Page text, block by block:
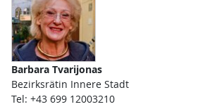
Barbara Tvarijonas
Bezirksrätin Innere Stadt
Tel: +43 699 12003210